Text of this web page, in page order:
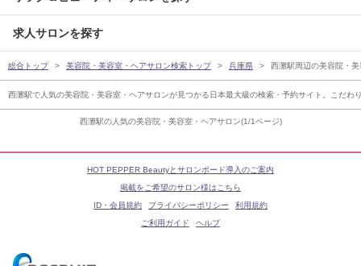
西灘駅の人気の美容院・美容室・ヘアサロン(1/1ページ)
求人サロンを探す
総合トップ 美容院・美容室・ヘアサロン検索トップ 兵庫県 西灘駅周辺の美容院・
西灘駅で人気の美容院・美容室・ヘアサロンが見つかる日本最大級の検索・予約サイト。こだ
HOT PEPPER Beautyとサロンボード導入のご案内
掲載をご希望のサロン様はこちら
ID・会員規約
プライバシーポリシー
利用規約
ご利用ガイド
ヘルプ